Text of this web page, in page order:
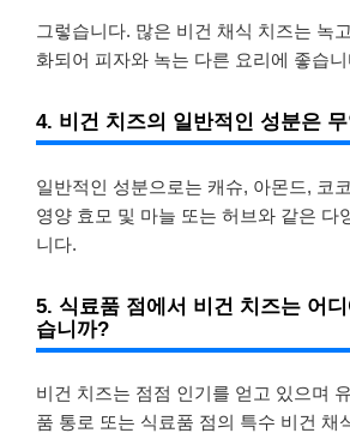
그렇습니다. 많은 비건 채식 치즈는 녹
화되어 피자와 녹는 다른 요리에 좋습니
4. 비건 치즈의 일반적인 성분은
일반적인 성분으로는 캐슈, 아몬드, 코
영양 효모 및 마늘 또는 허브와 같은 다
니다.
5. 식료품 점에서 비건 치즈는 어
습니까?
비건 치즈는 점점 인기를 얻고 있으며
품 통로 또는 식료품 점의 특수 비건 채